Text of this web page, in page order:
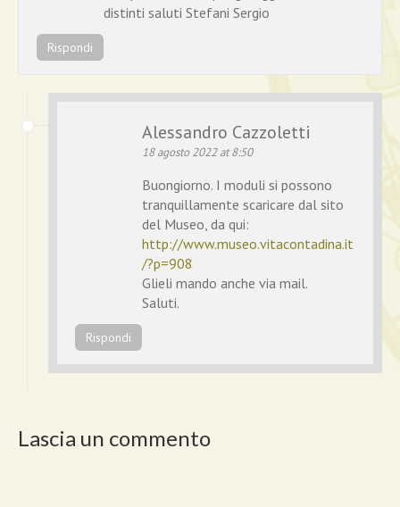
distinti saluti Stefani Sergio
Rispondi
Alessandro Cazzoletti
18 agosto 2022 at 8:50
Buongiorno. I moduli si possono
tranquillamente scaricare dal sito
del Museo, da qui:
http://www.museo.vitacontadina.it
/?p=908
Glieli mando anche via mail.
Saluti.
Rispondi
Lascia un commento